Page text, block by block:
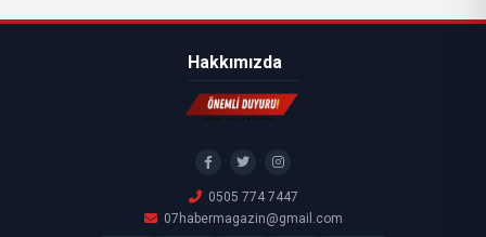
Hakkımızda
0505 774 7447
07habermagazin@gmail.com